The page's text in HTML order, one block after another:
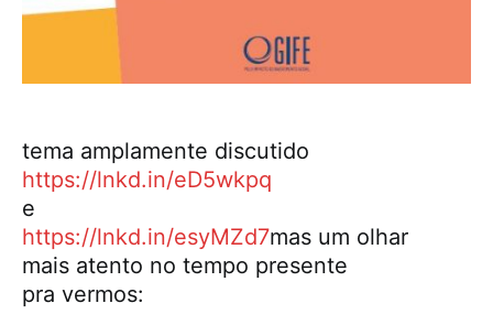
tema amplamente discutido
https://lnkd.in/eD5wkpq
e
https://lnkd.in/esyMZd7mas um olhar
mais atento no tempo presente
pra vermos: